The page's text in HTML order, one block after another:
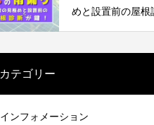
めと設置前の屋根
カテゴリー
インフォメーション